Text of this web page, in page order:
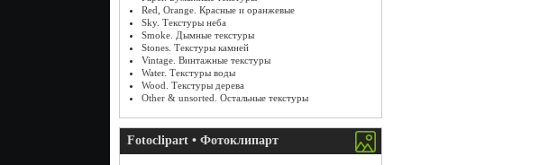
Red, Orange. Красные и оранжевые
Sky. Текстуры неба
Smoke. Дымные текстуры
Stones. Текстуры камней
Vintage. Винтажные текстуры
Water. Текстуры воды
Wood. Текстуры дерева
Other & unsorted. Остальные текстуры
Fotoclipart • Фотоклипарт